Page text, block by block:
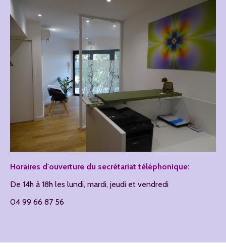
Horaires d'ouverture du secrétariat téléphonique:
De 14h à 18h les lundi, mardi, jeudi et vendredi
04 99 66 87 56